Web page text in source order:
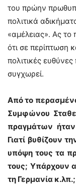
του πρώην
πολιτικά
«αμέλειας». Ας
ότι σε περίπτωση
πολιτικές
συγχωρεί.
Από το
Συμφώνου
πραγμάτων
Γιατί βυθίζουν
υπόψη τους τα
τους; Υπάρχουν
τη Γερμανία κ.λπ.;